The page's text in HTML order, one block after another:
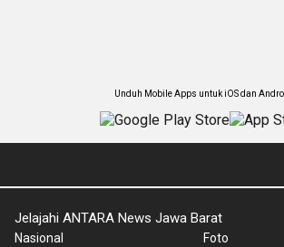
Unduh Mobile Apps untuk iOS dan
Jelajahi ANTARA News Jawa Barat
Nasional
Foto